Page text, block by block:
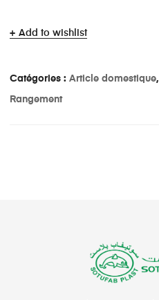
Add to wishlist
Catégories : Article domestique,
Rangement